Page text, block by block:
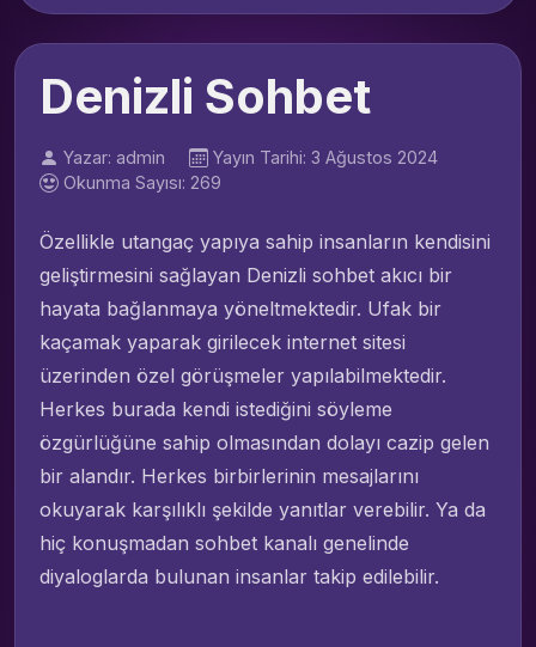
Denizli Sohbet
Yazar: admin
Yayın Tarihi: 3 Ağustos 2024
Okunma Sayısı: 269
Özellikle utangaç yapıya sahip insanların kendisini
geliştirmesini sağlayan Denizli sohbet akıcı bir
hayata bağlanmaya yöneltmektedir. Ufak bir
kaçamak yaparak girilecek internet sitesi
üzerinden özel görüşmeler yapılabilmektedir.
Herkes burada kendi istediğini söyleme
özgürlüğüne sahip olmasından dolayı cazip gelen
bir alandır. Herkes birbirlerinin mesajlarını
okuyarak karşılıklı şekilde yanıtlar verebilir. Ya da
hiç konuşmadan sohbet kanalı genelinde
diyaloglarda bulunan insanlar takip edilebilir.